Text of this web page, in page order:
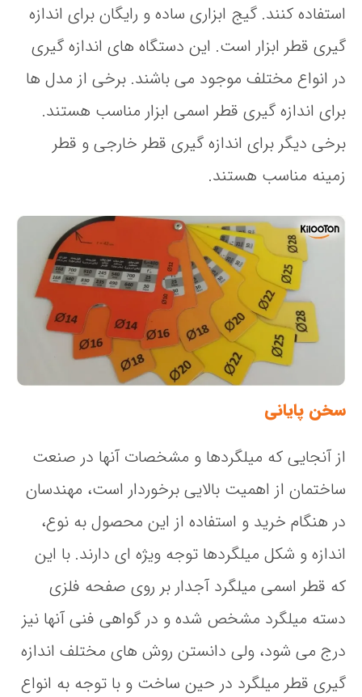
استفاده کنند. گیج ابزاری ساده و رایگان برای اندازه
گیری قطر ابزار است. این دستگاه های اندازه گیری
در انواع مختلف موجود می باشند. برخی از مدل ها
برای اندازه گیری قطر اسمی ابزار مناسب هستند.
برخی دیگر برای اندازه گیری قطر خارجی و قطر
زمینه مناسب هستند.
سخن پایانی
از آنجایی که میلگردها و مشخصات آنها در صنعت
ساختمان از اهمیت بالایی برخوردار است، مهندسان
در هنگام خرید و استفاده از این محصول به نوع،
اندازه و شکل میلگردها توجه ویژه ای دارند. با این
که قطر اسمی میلگرد آجدار بر روی صفحه فلزی
دسته میلگرد مشخص شده و در گواهی فنی آنها نیز
درج می شود، ولی دانستن روش های مختلف اندازه
گیری قطر میلگرد در حین ساخت و با توجه به انواع